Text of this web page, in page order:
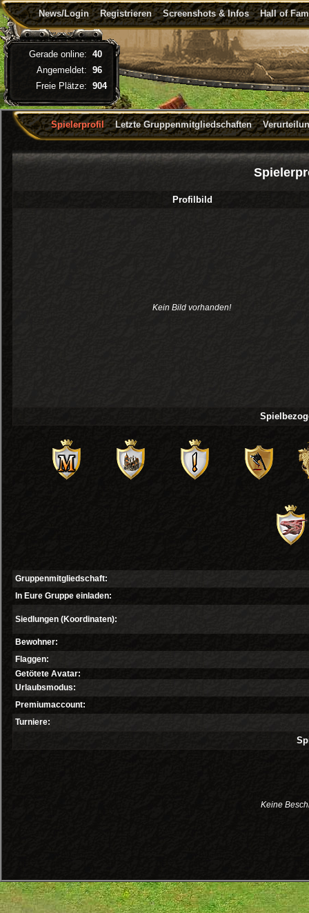
News/Login Registrieren Screenshots & Infos Hall of
Spielerprofil Letzte Gruppenmitgliedschaften
Profilbild
Kein Bild vorhanden!
Gruppenmitgliedschaft:
In Eure Gruppe einladen:
Siedlungen (Koordinaten):
Bewohner:
Flaggen:
Getötete Avatar:
Urlaubsmodus:
Premiumaccount:
Turniere:
Keine
Gerade online: 40
Angemeldet: 96
Freie Plätze: 904